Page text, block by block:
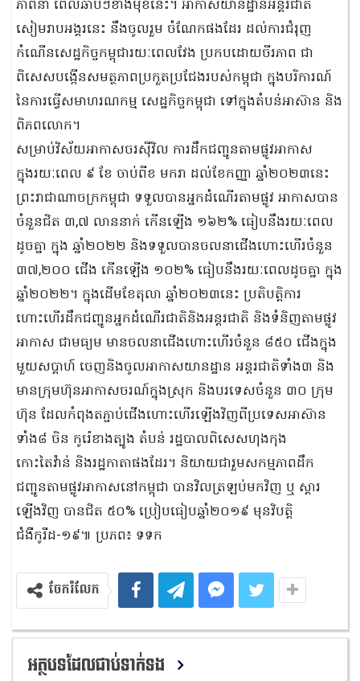
ភាពនា ពេលឆាប់ៗខាងមុខនេះ។ អាកាសយានដ្ឋានអន្តរជាតិ
សៀមរាបអង្គរនេះ នឹងចូលរួម ចំណែកផងដែរ ដល់ការជំរុញ
កំណើនសេដ្ឋកិច្ចកម្ពុជារយៈពេលវែង ប្រកបដោយចីរភាព ជា
ពិសេសបង្កើនសមត្ថភាពប្រកួតប្រជែងរបស់កម្ពុជា ក្នុងបរិការណ៍
នៃការធ្វើសមាហរណកម្ម សេដ្ឋកិច្ចកម្ពុជា ទៅក្នុងតំបន់អាស៊ាន និង
ពិភពលោក។
សម្រាប់វិស័យអាកាសចរស៊ីវិល ការដឹកជញ្ជូនតាមផ្លូវអាកាស
ក្នុងរយៈពេល ៩ ខែ ចាប់ពីខ មករា ដល់ខែកញ្ញា ឆ្នាំ២០២៣នេះ
ព្រះរាជាណាចក្រកម្ពុជា ទទួលបានអ្នកដំណើរតាមផ្លូវ អាកាសបាន
ចំនួនជិត ៣,៧ លាននាក់ កើនឡើង ១៦២% ធៀបនឹងរយៈពេល
ដូចគ្នា ក្នុង ឆ្នាំ២០២២ និងទទួលបានចលនាជើងហោះហើរចំនួន
៣៧,២០០ ជើង កើនឡើង ១០២% ធៀបនឹងរយៈពេលដូចគ្នា ក្នុង
ឆ្នាំ២០២២។ ក្នុងដើមខែតុលា ឆ្នាំ២០២៣នេះ ប្រតិបត្តិការ
ហោះហើរដឹកជញ្ជូនអ្នកដំណើរជាតិនិងអន្តរជាតិ និងទំនិញតាមផ្លូវ
អាកាស ជាមធ្យម មានចលនាជើងហោះហើរចំនួន ៨៥០ ជើងក្នុង
មួយសប្តាហ៍ ចេញនិងចូលអាកាសយានដ្ឋាន អន្តរជាតិទាំង៣ និង
មានក្រុមហ៊ុនអាកាសចរណ៍ក្នុងស្រុក និងបរទេសចំនួន ៣០ ក្រុម
ហ៊ុន ដែលកំពុងតភ្ជាប់ជើងហោះហើរឡើងវិញពីប្រទេសអាស៊ាន
ទាំង៨ ចិន កូរ៉េខាងត្បូង តំបន់ រដ្ឋបាលពិសេសហុងកុង
កោះតៃវ៉ាន់ និងរដ្ឋកាតាផងដែរ។ និយាយជារួមសកម្មភាពដឹក
ជញ្ជូនតាមផ្លូវអាកាសនៅកម្ពុជា បានវិលត្រឡប់មកវិញ ឬ ស្តារ
ឡើងវិញ បានជិត ៥០% ប្រៀបធៀបឆ្នាំ២០១៩ មុនវិបត្តិ
ជំងឺកូរីដ-១៩៕ ប្រភព៖ ទទក
ចែករំលែក
អត្ថបទដែលជាប់ទាក់ទង